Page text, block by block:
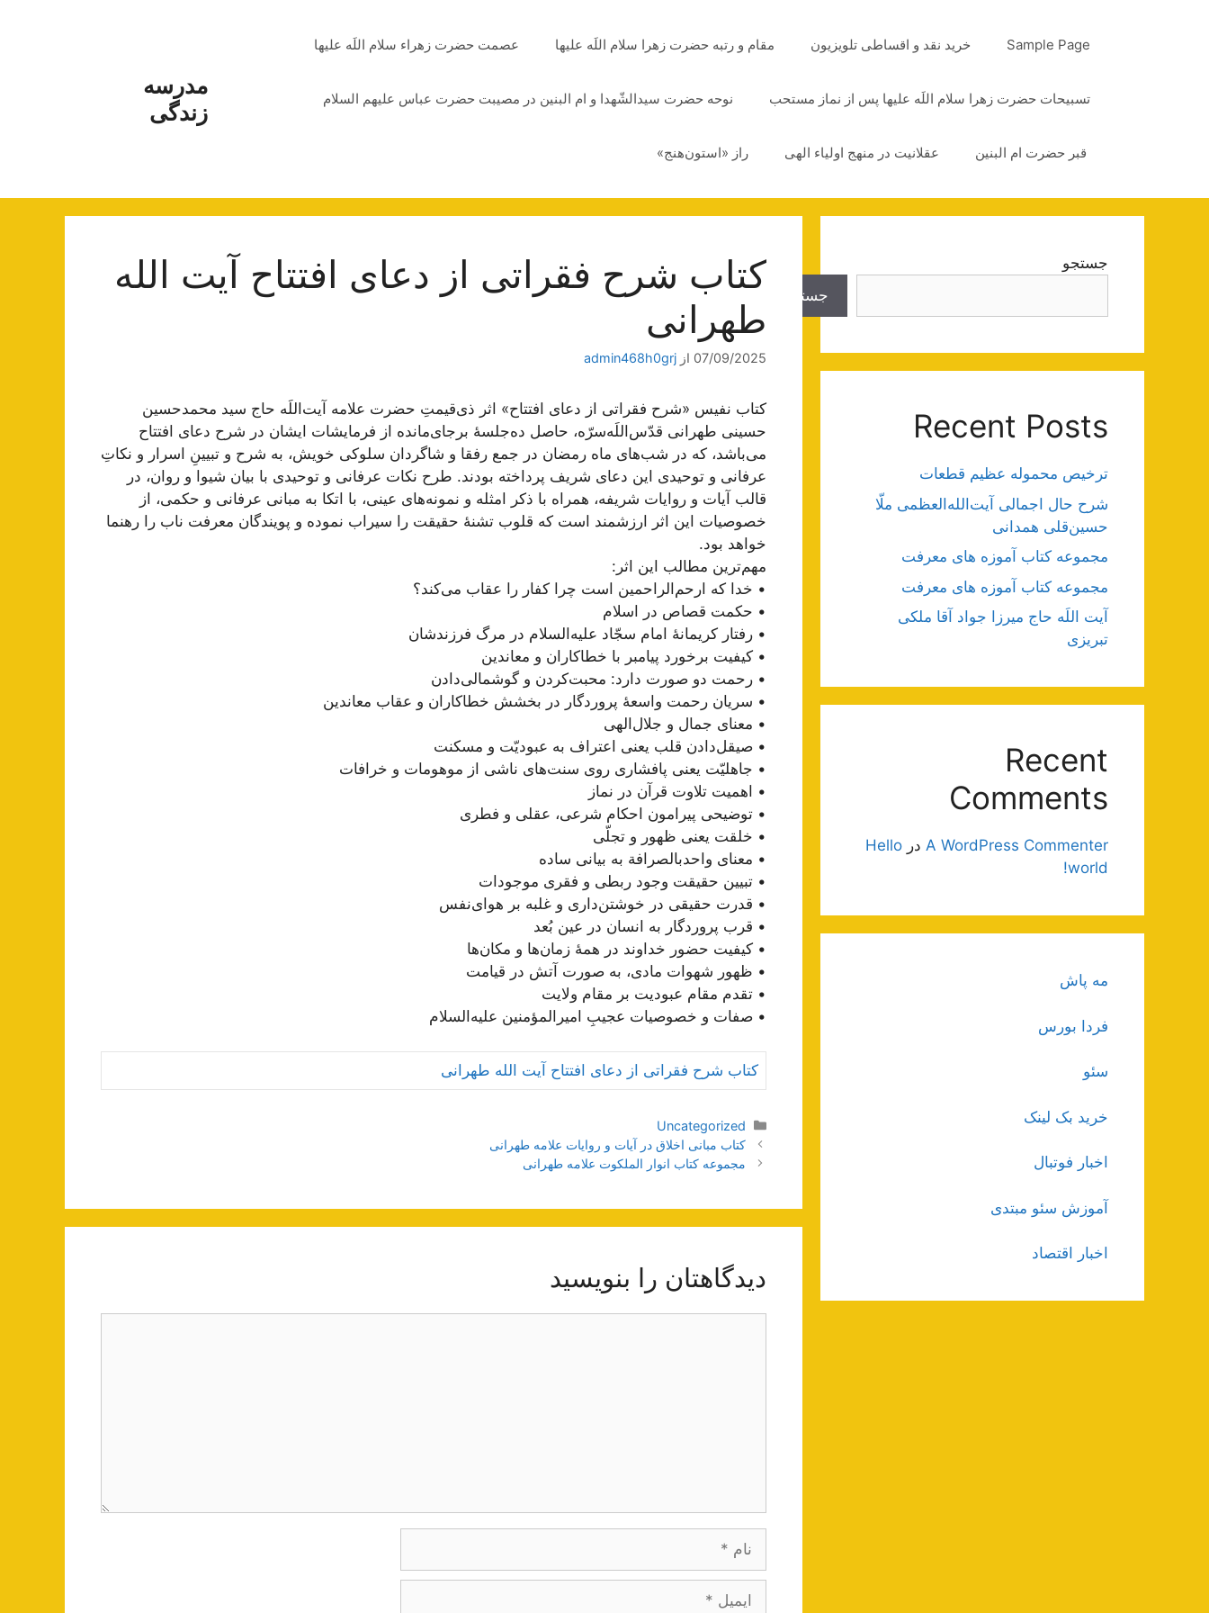
مدرسه
زندگی
Sample Page خرید نقد و اقساطی تلویزیون مقام و رتبه حضرت زهرا سلام اللَه علیها عصمت حضرت زهراء سلام اللَه علیها
تسبیحات حضرت زهرا سلام اللَه علیها پس از نماز مستحب نوحه حضرت سیدالشّهدا و ام البنین در مصیبت حضرت عباس علیهم السلام
قبر حضرت ام البنین عقلانیت در منهج اولیاء الهی راز «استون‌هنج»
کتاب شرح فقراتی از دعای افتتاح آیت الله
طهرانی
07/09/2025 از admin468h0grj
کتاب نفیس «شرح فقراتی از دعای افتتاح» اثر ذی‌قیمتِ حضرت علامه آیت‌اللَه حاج سید محمدحسین
حسینی طهرانی قدّس‌اللَه‌‌سرّه، حاصل ده‌جلسۀ بر‌جای‌مانده از فرمایشات ایشان در شرح دعای افتتاح
می‌باشد، که در شب‌های ماه رمضان در جمع رفقا و شاگردان سلوکی خویش، به شرح و تبیینِ اسرار و نکاتِ
عرفانی و توحیدی این دعای شریف پرداخته‌ بودند. طرح نکات عرفانی و توحیدی با بیان شیوا و روان، در
قالب آیات و روایات شریفه، همراه با ذکر امثله و نمونه‌های عینی، با اتکا به مبانی عرفانی و حکمی، از
خصوصیات این اثر ارزشمند است که قلوب تشنۀ حقیقت را سیراب نموده و پویندگان معرفت ناب را رهنما
خواهد بود.
مهم‌ترین مطالب این اثر:
• خدا که ارحم‌الراحمین است چرا کفار را عقاب می‌کند؟
• حکمت قصاص در اسلام
• رفتار کریمانۀ امام سجّاد علیه‌السلام در مرگ فرزندشان
• کیفیت برخورد پیامبر با خطاکاران و معاندین
• رحمت دو صورت دارد: محبت‌کردن و گوشمالی‌دادن
• سریان رحمت واسعۀ پروردگار در بخشش خطاکاران و عقاب معاندین
• معنای جمال و جلال‌‌الهی
• صیقل‌دادن قلب یعنی اعتراف به عبودیّت و مسکنت
• جاهلیّت یعنی پافشاری روی سنت‌های ناشی از موهومات و خرافات
• اهمیت تلاوت قرآن در نماز
• توضیحی پیرامون احکام شرعی، عقلی و فطری
• خلقت یعنی ظهور و تجلّی
• معنای واحد‌بالصرافة به بیانی ساده
• تبیین حقیقت وجود ربطی و فقری موجودات
• قدرت حقیقی در خوشتن‌داری و غلبه بر هوای‌نفس
• قرب پروردگار به انسان در عین بُعد
• کیفیت حضور خداوند در همۀ زمان‌ها و مکان‌ها
• ظهور شهوات مادی، به صورت آتش در قیامت
• تقدم مقام عبودیت بر مقام ولایت
• صفات و خصوصیات عجیبِ امیرالمؤمنین علیه‌السلام
کتاب شرح فقراتی از دعای افتتاح آیت الله طهرانی
دسته‌ها
Uncategorized
ناوبری
نوشته‌ها
کتاب مبانی اخلاق در آیات و روایات علامه طهرانی
مجموعه کتاب انوار الملکوت علامه طهرانی
دیدگاهتان را بنویسید
جستجو
جستجو
Recent Posts
ترخیص محموله عظیم قطعات
شرح حال اجمالی آیت‌الله‌العظمی ملّا
حسین‌قلی همدانی
مجموعه کتاب آموزه های معرفت
مجموعه کتاب آموزه های معرفت
آیت اللَه حاج میرزا جواد آقا ملکی
تبریزی
Recent
Comments
A WordPress Commenter در Hello
world!
مه پاش
فردا بورس
سئو
خرید بک لینک
اخبار فوتبال
آموزش سئو مبتدی
اخبار اقتصاد